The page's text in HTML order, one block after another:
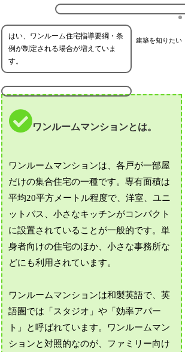
建築を知りたい
はい、ワンルーム住宅指導要綱・条
例が制定される場合が増えていま
す。
ワンルームマンションとは。
ワンルームマンションは、各戸が一部屋
だけの集合住宅の一種です。専有面積は
平均20平方メートル程度で、洋室、ユニ
ットバス、小さなキッチンがコンパクト
に設置されていることが一般的です。単
身者向けの住宅のほか、小さな事務所な
どにも利用されています。
ワンルームマンションは和製英語で、英
語圏では「スタジオ」や「効率アパー
ト」と呼ばれています。ワンルームマン
ションと対照的なのが、ファミリー向け